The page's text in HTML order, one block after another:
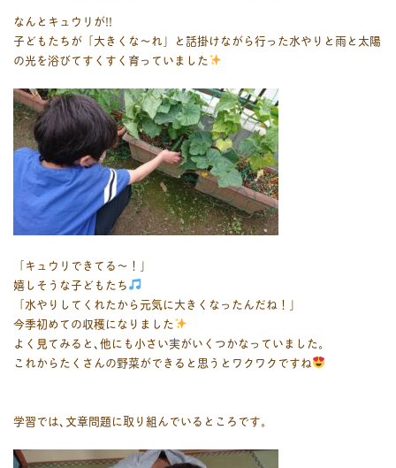
なんとキュウリが!!
子どもたちが「大きくな～れ」と話掛けながら行った水やりと雨と太陽
の光を浴びてすくすく育っていました
「キュウリできてる～！」
嬉しそうな子どもたち
「水やりしてくれたから元気に大きくなったんだね！」
今季初めての収穫になりました
よく見てみると､他にも小さい実がいくつかなっていました。
これからたくさんの野菜ができると思うとワクワクですね
学習では､文章問題に取り組んでいるところです。